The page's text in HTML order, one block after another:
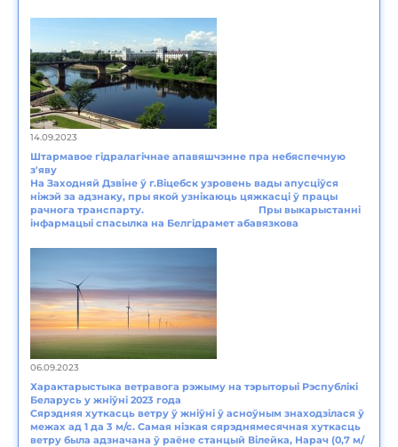
14.09.2023
Штармавое гідралагічнае апавяшчэнне пра небяспечную
з'яву
На Заходняй Дзвіне ў г.Віцебск узровень вады апусціўся
ніжэй за адзнаку, пры якой узнікаюць цяжкасці ў працы
рачнога транспарту. Пры выкарыстанні
інфармацыі спасылка на Белгідрамет абавязкова
06.09.2023
Характарыстыка ветравога рэжыму на тэрыторыі Рэспублікі
Беларусь у жніўні 2023 года
Сярэдняя хуткасць ветру ў жніўні ў асноўным знаходзілася ў
межах ад 1 да 3 м/с. Самая нізкая сярэднямесячная хуткасць
ветру была адзначана ў раёне станцый Вілейка, Нарач (0,7 м/